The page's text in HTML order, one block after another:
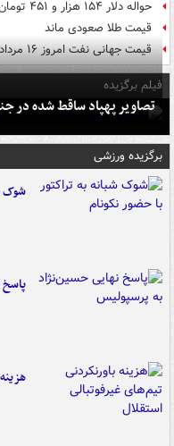
حواله دلار ۱۵۴ هزار و ۴۵۱ تومان شد
قیمت طلا صعودی ماند
قیمت جهانی نفت امروز ۱۶ مرداد
فیلم برگزیده
تصاویر پهپاد ساقط شده در
برگزیده ورزشی
شوک